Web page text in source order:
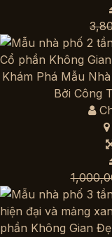
Khám Phá Mẫu
Bởi Công